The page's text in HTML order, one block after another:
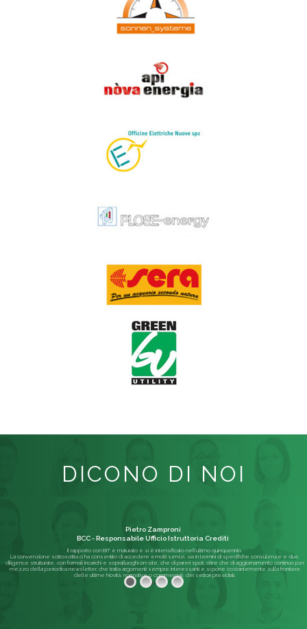
DICONO DI NOI
Il rapporto con BIT è maturato e si è intensificato nell'ultimo quinquennio.
La convenzione sottoscritta ci ha consentito di accedere a molti servizi, sia in termini di specifiche consulenze e due
diligence strutturate, con formali incarichi e sopralluoghi on-site, che di pareri spot; oltre che di aggiornamento continuo per
mezzo della periodica newsletter, che tratta argomenti sempre interessanti e si pone costantemente sulla frontiera
delle ultime Novità, normative o commerciali, dei settori presidiati.
Pietro Zamproni
BCC - Responsabile Ufficio Istruttoria Crediti
Leggi di più